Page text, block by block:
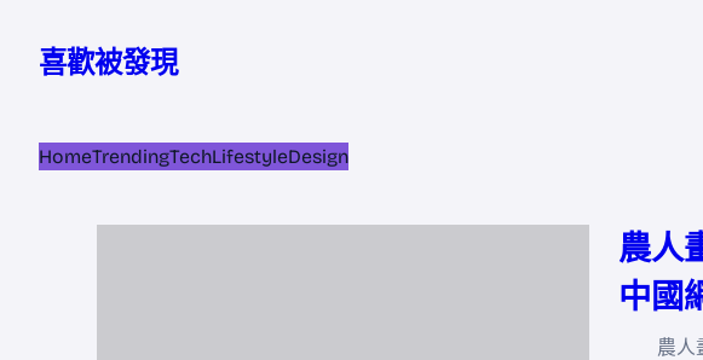
喜歡被發現
HomeTrendingTechLifestyleDesign
農人
中國
農人畫